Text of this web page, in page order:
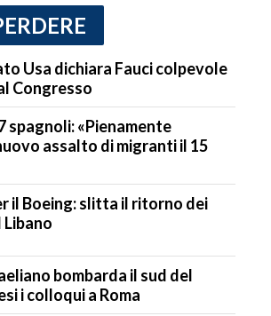
Usa dichiara Fauci colpevole
Congresso
spagnoli: «Pienamente
assalto di migranti il 15
il Boeing: slitta il ritorno dei
Libano
bombarda il sud del
i colloqui a Roma